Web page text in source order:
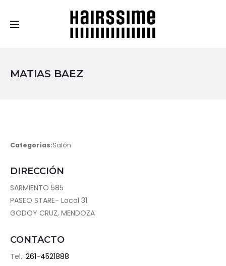
MATIAS BAEZ
Categorías:Salón
DIRECCIÓN
SARMIENTO 585
PASEO STARE- Local 31
GODOY CRUZ, MENDOZA
CONTACTO
Tel.: 261-4521888